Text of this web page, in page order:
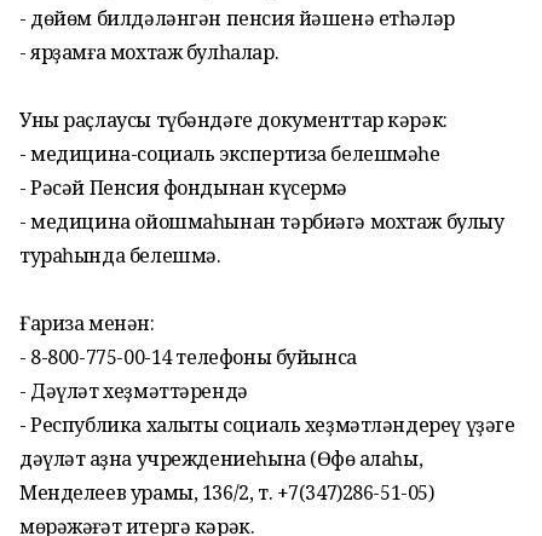
- дөйөм билдәләнгән пенсия йәшенә етһәләр
- ярҙамға мохтаж булһалар.
Уны раҫлаусы түбәндәге документтар кәрәк:
- медицина-социаль экспертиза белешмәһе
- Рәсәй Пенсия фондынан күсермә
- медицина ойошмаһынан тәрбиәгә мохтаж булыу
тураһында белешмә.
Ғариза менән:
- 8-800-775-00-14 телефоны буйынса
- Дәүләт хеҙмәттәрендә
- Республика халыҡты социаль хеҙмәтләндереү үҙәге
дәүләт ҡаҙна учреждениеһына (Өфө ҡалаһы,
Менделеев урамы, 136/2, т. +7(347)286-51-05)
мөрәжәғәт итергә кәрәк.